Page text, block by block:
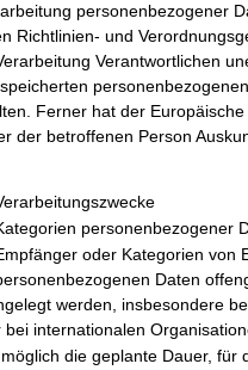
personenbezogener
Richtlinien- und
Verantwortlichen
Ferner hat der
der betroffenen Person
personenbezogener
oder Kategorien von
Daten
werden, insbesondere
bei internationalen
die geplante Dauer, für